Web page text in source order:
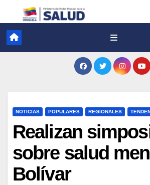
NOTICIAS POPULARES REGIONALES
Realizan
sobre salud
Bolívar